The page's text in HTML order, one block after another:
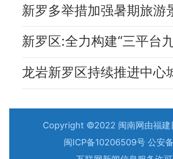
新罗多举措加强暑期旅游
新罗区:全力构建“三平台
龙岩新罗区持续推进中心
Copyright ©2022 闽南网由福建
闽ICP备10206509号 公安